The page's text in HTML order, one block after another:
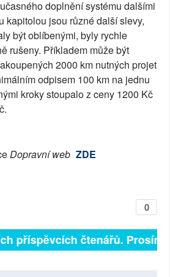
doplnění systému dalšími
kapitolou jsou různé další slevy,
být oblíbenými, byly rychle
rušeny. Příkladem může být
2000 km nutných projet
odpisem 100 km na jednu
kroky stoupalo z ceny 1200 Kč
Dopravní web ZDE
0
příspěvcích čtenářů.